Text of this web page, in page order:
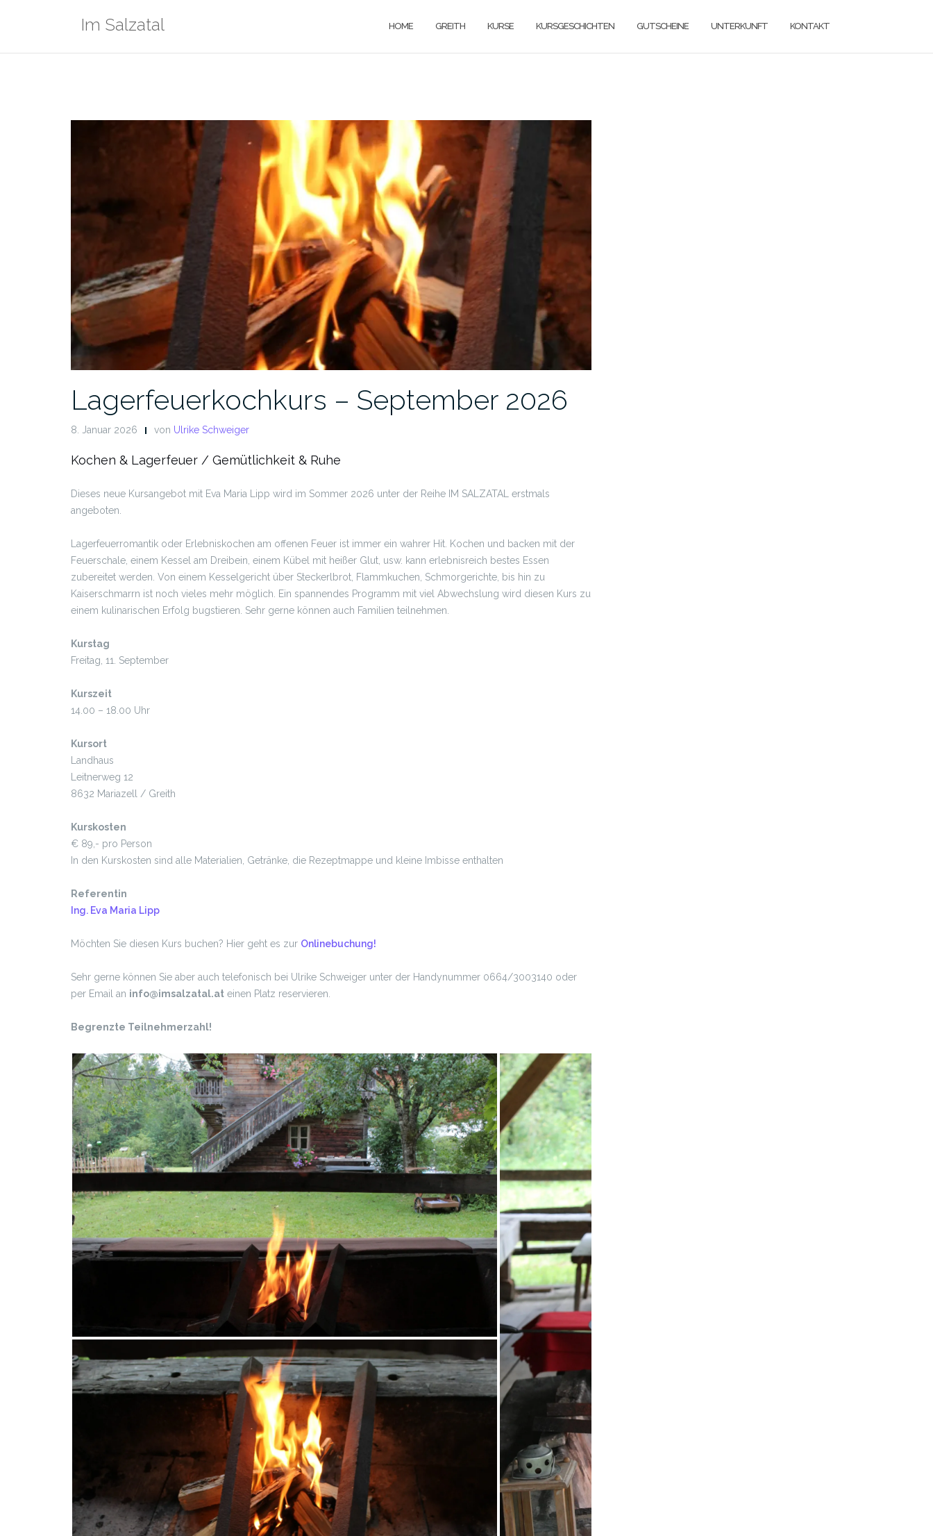
Im Salzatal HOME GREITH KURSE KURSGESCHICHTEN GUTSCHEINE UNTERKUNFT KONTAKT
Lagerfeuerkochkurs – September 2026
8. Januar 2026 von Ulrike Schweiger
Kochen & Lagerfeuer / Gemütlichkeit & Ruhe
Dieses neue Kursangebot mit Eva Maria Lipp wird im Sommer 2026 unter der Reihe IM SALZATAL erstmals
angeboten.
Lagerfeuerromantik oder Erlebniskochen am offenen Feuer ist immer ein wahrer Hit. Kochen und backen mit der
Feuerschale, einem Kessel am Dreibein, einem Kübel mit heißer Glut, usw. kann erlebnisreich bestes Essen
zubereitet werden. Von einem Kesselgericht über Steckerlbrot, Flammkuchen, Schmorgerichte, bis hin zu
Kaiserschmarrn ist noch vieles mehr möglich. Ein spannendes Programm mit viel Abwechslung wird diesen Kurs zu
einem kulinarischen Erfolg bugstieren. Sehr gerne können auch Familien teilnehmen.
Kurstag
Freitag, 11. September
Kurszeit
14.00 – 18.00 Uhr
Kursort
Landhaus
Leitnerweg 12
8632 Mariazell / Greith
Kurskosten
€ 89,- pro Person
In den Kurskosten sind alle Materialien, Getränke, die Rezeptmappe und kleine Imbisse enthalten
Referentin
Ing. Eva Maria Lipp
Möchten Sie diesen Kurs buchen? Hier geht es zur Onlinebuchung!
Sehr gerne können Sie aber auch telefonisch bei Ulrike Schweiger unter der Handynummer 0664/3003140 oder
per Email an info@imsalzatal.at einen Platz reservieren.
Begrenzte Teilnehmerzahl!